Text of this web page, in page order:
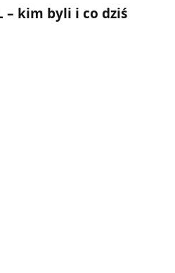
– kim byli i co dziś